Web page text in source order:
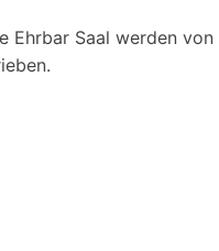
Ehrbar Saal werden von